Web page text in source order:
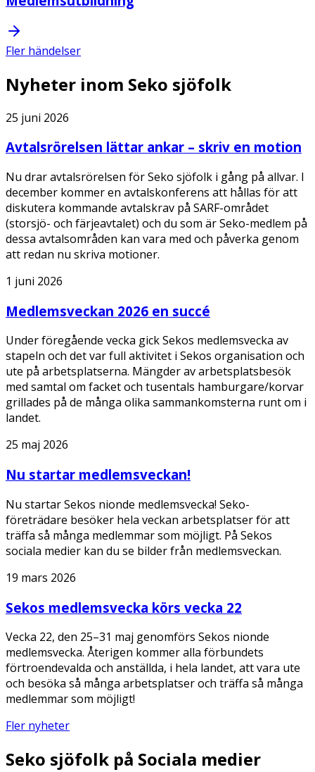
Fler händelser
Nyheter inom Seko sjöfolk
25 juni 2026
Avtalsrörelsen lättar ankar – skriv en motion
Nu drar avtalsrörelsen för Seko sjöfolk i gång på allvar. I
december kommer en avtalskonferens att hållas för att
diskutera kommande avtalskrav på SARF-området
(storsjö- och färjeavtalet) och du som är Seko-medlem på
dessa avtalsområden kan vara med och påverka genom
att redan nu skriva motioner.
1 juni 2026
Medlemsveckan 2026 en succé
Under föregående vecka gick Sekos medlemsvecka av
stapeln och det var full aktivitet i Sekos organisation och
ute på arbetsplatserna. Mängder av arbetsplatsbesök
med samtal om facket och tusentals hamburgare/korvar
grillades på de många olika sammankomsterna runt om i
landet.
25 maj 2026
Nu startar medlemsveckan!
Nu startar Sekos nionde medlemsvecka! Seko-
företrädare besöker hela veckan arbetsplatser för att
träffa så många medlemmar som möjligt. På Sekos
sociala medier kan du se bilder från medlemsveckan.
19 mars 2026
Sekos medlemsvecka körs vecka 22
Vecka 22, den 25–31 maj genomförs Sekos nionde
medlemsvecka. Återigen kommer alla förbundets
förtroendevalda och anställda, i hela landet, att vara ute
och besöka så många arbetsplatser och träffa så många
medlemmar som möjligt!
Fler nyheter
Seko sjöfolk på Sociala medier